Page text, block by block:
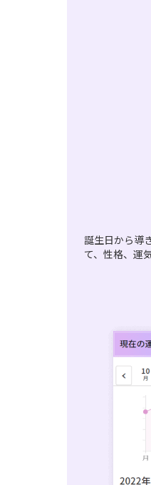
誕生日から導
て、性格、運